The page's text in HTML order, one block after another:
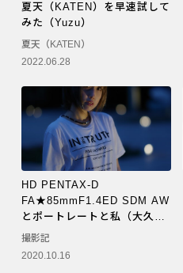
夏天（KATEN）を早速試して
みた（Yuzu）
夏天（KATEN）
2022.06.28
HD PENTAX-D
FA★85mmF1.4ED SDM AW
とポートレートと私（大久
保）
撮影記
2020.10.16